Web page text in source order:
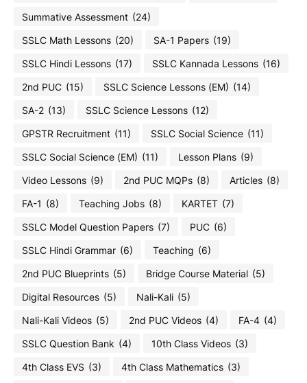
Summative Assessment (24)
SSLC Math Lessons (20) SA-1 Papers (19)
SSLC Hindi Lessons (17) SSLC Kannada Lessons (16)
2nd PUC (15) SSLC Science Lessons (EM) (14)
SA-2 (13) SSLC Science Lessons (12)
GPSTR Recruitment (11) SSLC Social Science (11)
SSLC Social Science (EM) (11) Lesson Plans (9)
Video Lessons (9) 2nd PUC MQPs (8) Articles (8)
FA-1 (8) Teaching Jobs (8) KARTET (7)
SSLC Model Question Papers (7) PUC (6)
SSLC Hindi Grammar (6) Teaching (6)
2nd PUC Blueprints (5) Bridge Course Material (5)
Digital Resources (5) Nali-Kali (5)
Nali-Kali Videos (5) 2nd PUC Videos (4) FA-4 (4)
SSLC Question Bank (4) 10th Class Videos (3)
4th Class EVS (3) 4th Class Mathematics (3)